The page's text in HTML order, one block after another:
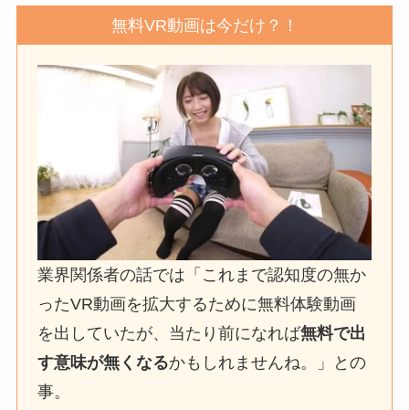
無料VR動画は今だけ？！
業界関係者の話では「これまで認知度の無か
ったVR動画を拡大するために無料体験動画
を出していたが、当たり前になれば無料で出
す意味が無くなるかもしれませんね。」との
事。